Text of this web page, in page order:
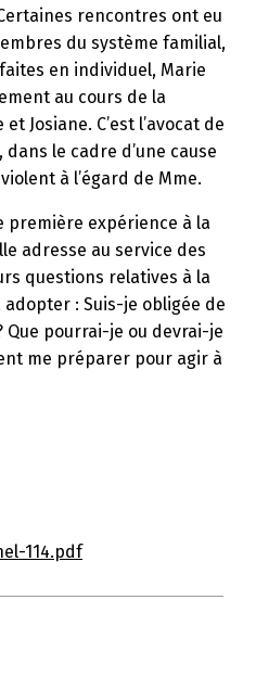
rencontres ont eu
du système familial,
en individuel, Marie
au cours de la
Josiane. C’est l’avocat de
le cadre d’une cause
à l’égard de Mme.
première expérience à la
adresse au service des
questions relatives à la
: Suis-je obligée de
Que pourrai-je ou devrai-je
me préparer pour agir à
114.pdf